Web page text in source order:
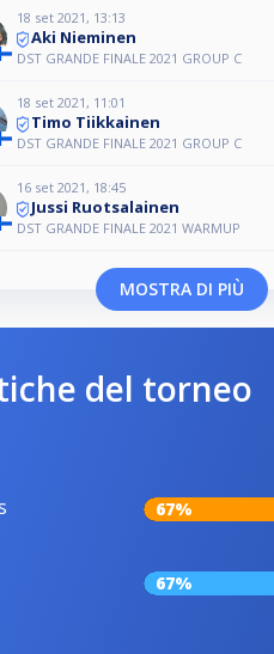
18 set 2021, 13:13
Aki Nieminen
DST GRANDE FINALE 2021 GROUP C
18 set 2021, 11:01
Timo Tiikkainen
DST GRANDE FINALE 2021 GROUP C
16 set 2021, 18:45
Jussi Ruotsalainen
DST GRANDE FINALE 2021 WARMUP
MOSTRA DI PIÙ
del torneo
67%
67%